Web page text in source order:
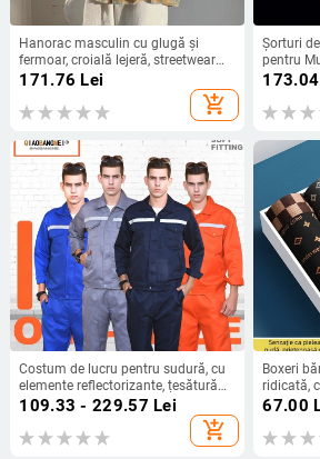
Hanorac masculin cu glugă și
fermoar, croială lejeră, streetwear
primăvară-toamnă
171.76 Lei
add_shopping_cart
Șorturi
pentru
panglică,
173.04
Costum de lucru pentru sudură, cu
elemente reflectorizante, țesătură
bumbac-poliester, potrivit pentru
fabrică, pentru toate cele patru
anotimpuri
109.33 - 229.57 Lei
add_shopping_cart
Boxeri
ridicată,
talie
67.00